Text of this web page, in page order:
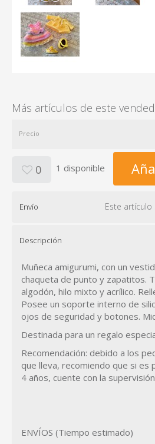
Más artículos de este
Precio
0 1 disponible
Envío Este artículo
Descripción
Muñeca amigurumi, con un
chaqueta de punto y zapatitos.
algodón, hilo mixto y acrílico.
Posee un soporte interno de
ojos de seguridad y botones.
Destinada para un regalo
Recomendación: debido a los
que lleva, recomiendo que si es
4 años, cuente con la
ENVÍOS (Tiempo estimado)